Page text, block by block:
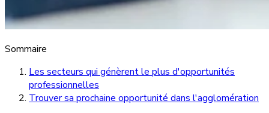
Sommaire
Les secteurs qui génèrent le plus d'opportunités
professionnelles
Trouver sa prochaine opportunité dans l'agglomération